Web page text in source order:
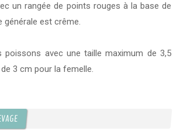
un rangée de points rouges à la base de
générale est crême.
avec une taille maximum de 3,5
3 cm pour la femelle.